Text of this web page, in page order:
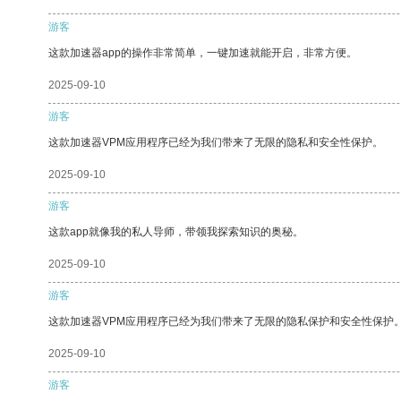
游客
这款加速器app的操作非常简单，一键加速就能开启，非常方便。
2025-09-10
游客
这款加速器VPM应用程序已经为我们带来了无限的隐私和安全性保护。
2025-09-10
游客
这款app就像我的私人导师，带领我探索知识的奥秘。
2025-09-10
游客
这款加速器VPM应用程序已经为我们带来了无限的隐私保护和安全性保护
2025-09-10
游客